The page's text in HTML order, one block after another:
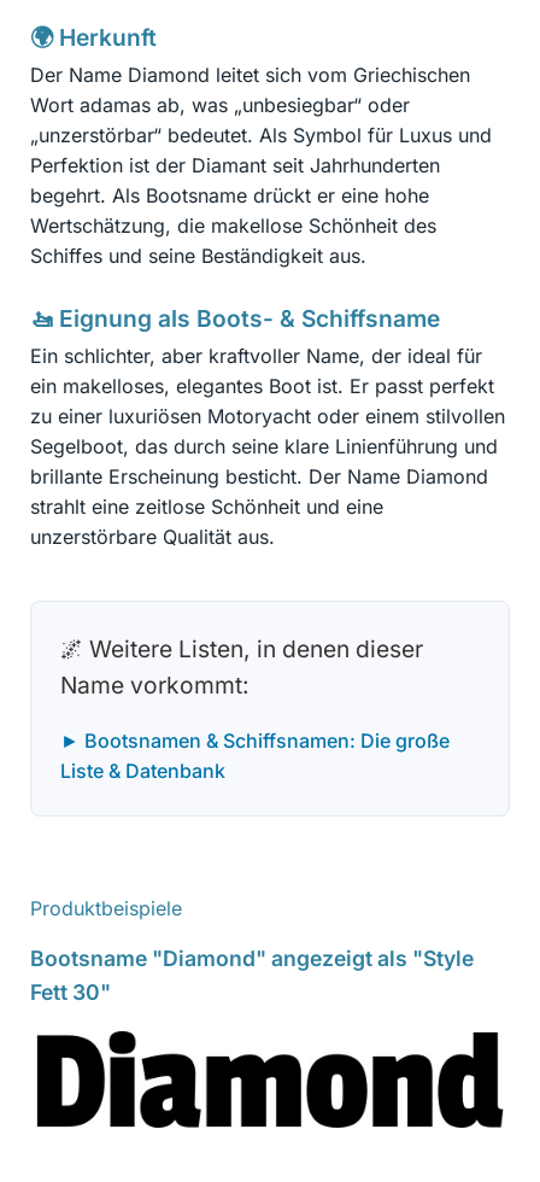
🌍 Herkunft
Der Name Diamond leitet sich vom Griechischen
Wort adamas ab, was „unbesiegbar“ oder
„unzerstörbar“ bedeutet. Als Symbol für Luxus und
Perfektion ist der Diamant seit Jahrhunderten
begehrt. Als Bootsname drückt er eine hohe
Wertschätzung, die makellose Schönheit des
Schiffes und seine Beständigkeit aus.
🚤 Eignung als Boots- & Schiffsname
Ein schlichter, aber kraftvoller Name, der ideal für
ein makelloses, elegantes Boot ist. Er passt perfekt
zu einer luxuriösen Motoryacht oder einem stilvollen
Segelboot, das durch seine klare Linienführung und
brillante Erscheinung besticht. Der Name Diamond
strahlt eine zeitlose Schönheit und eine
unzerstörbare Qualität aus.
🌌 Weitere Listen, in denen dieser
Name vorkommt:
► Bootsnamen & Schiffsnamen: Die große
Liste & Datenbank
Produktbeispiele
Bootsname "Diamond" angezeigt als "Style
Fett 30"